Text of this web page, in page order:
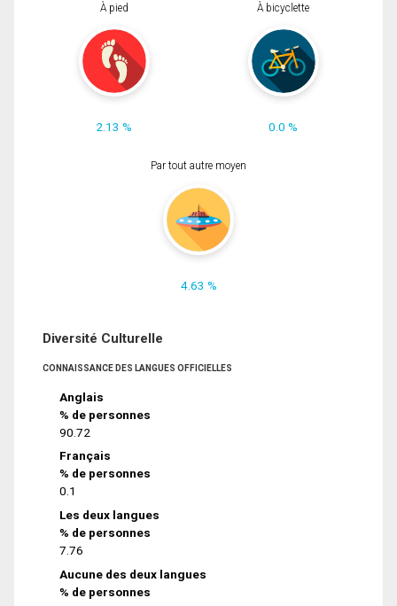
À pied
2.13 %
À bicyclette
0.0 %
Par tout autre moyen
4.63 %
Diversité Culturelle
CONNAISSANCE DES LANGUES OFFICIELLES
Anglais
% de personnes
90.72
Français
% de personnes
0.1
Les deux langues
% de personnes
7.76
Aucune des deux langues
% de personnes